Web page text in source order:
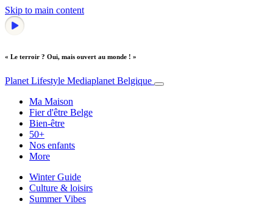
Skip to main content
« Le terroir ? Oui, mais ouvert au monde ! »
Planet Lifestyle Mediaplanet Belgique
Ma Maison
Fier d'être Belge
Bien-être
50+
Nos enfants
More
Winter Guide
Culture & loisirs
Summer Vibes